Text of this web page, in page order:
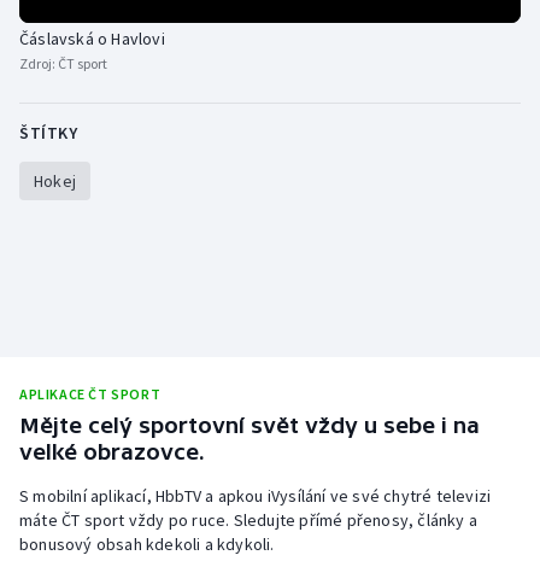
Čáslavská o Havlovi
Zdroj: ČT sport
ŠTÍTKY
Hokej
APLIKACE ČT SPORT
Mějte celý sportovní svět vždy u sebe i na
velké obrazovce.
S mobilní aplikací, HbbTV a apkou iVysílání ve své chytré televizi
máte ČT sport vždy po ruce. Sledujte přímé přenosy, články a
bonusový obsah kdekoli a kdykoli.